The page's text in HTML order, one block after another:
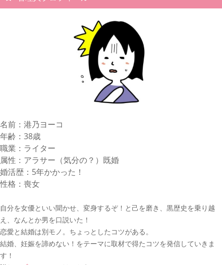
名前：港乃ヨーコ
年齢：38歳
職業：ライター
属性：アラサー（気分の？）既婚
婚活歴：5年かかった！
性格：喪女
自分を女優といい聞かせ、変身するぞ！と己を磨き、黒歴史を乗り越
え、なんとか男を口説いた！
恋愛と結婚は別モノ。ちょっとしたコツがある。
結婚、妊娠を諦めない！をテーマに取材で得たコツを発信していきま
す！